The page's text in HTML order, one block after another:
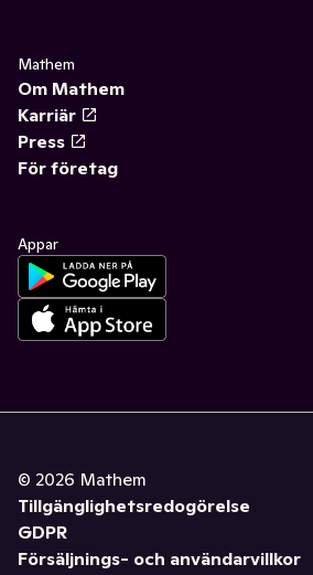
Mathem
Om Mathem
Karriär
Press
För företag
Appar
© 2026 Mathem
Tillgänglighetsredogörelse
GDPR
Försäljnings- och användarvillkor